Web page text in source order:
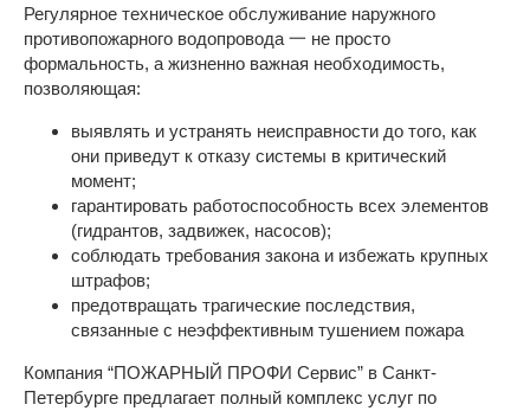
Регулярное техническое обслуживание наружного
противопожарного водопровода 一 не просто
формальность, а жизненно важная необходимость,
позволяющая:
выявлять и устранять неисправности до того, как
они приведут к отказу системы в критический
момент;
гарантировать работоспособность всех элементов
(гидрантов, задвижек, насосов);
соблюдать требования закона и избежать крупных
штрафов;
предотвращать трагические последствия,
связанные с неэффективным тушением пожара
Компания “ПОЖАРНЫЙ ПРОФИ Сервис” в Санкт-
Петербурге предлагает полный комплекс услуг по